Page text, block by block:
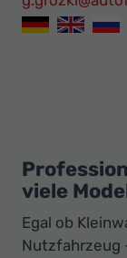
viele
Egal ob
Nutzfahrzeug